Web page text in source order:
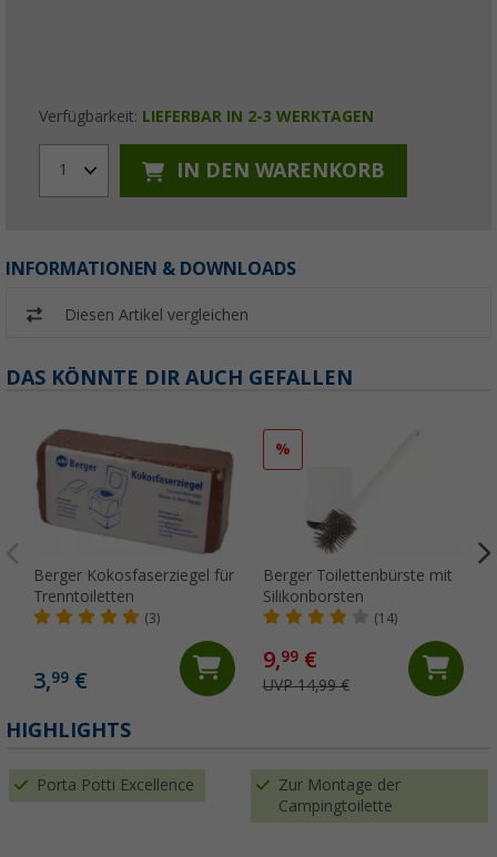
Verfügbarkeit: LIEFERBAR IN 2-3 WERKTAGEN
1 IN DEN WARENKORB
INFORMATIONEN & DOWNLOADS
Diesen Artikel vergleichen
DAS KÖNNTE DIR AUCH GEFALLEN
Berger Kokosfaserziegel für
Trenntoiletten
(3)
3,99 €
%
Berger Toilettenbürste mit
Silikonborsten
(14)
9,99€
UVP 14,99 €
HIGHLIGHTS
Porta Potti Excellence
Zur Montage der
Campingtoilette